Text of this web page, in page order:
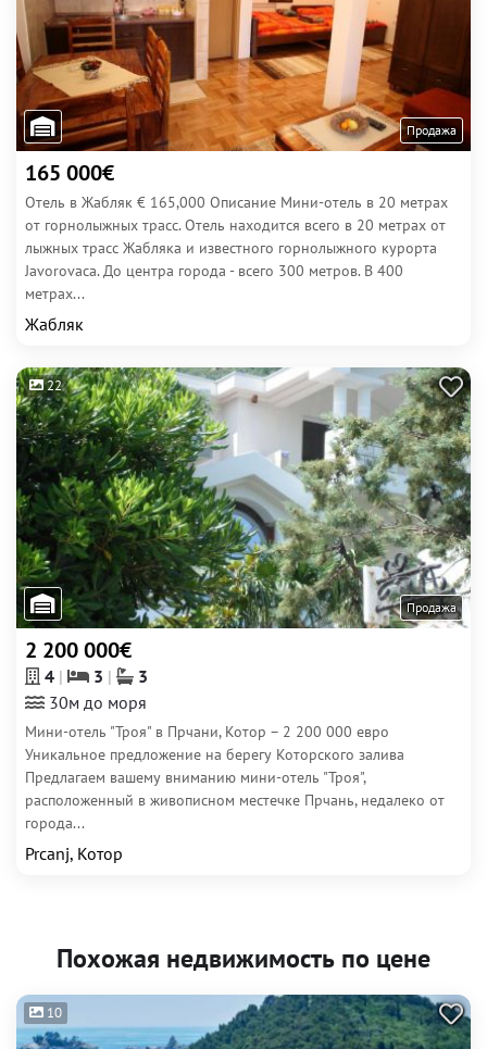
Продажа
165 000€
Отель в Жабляк € 165,000 Описание Мини-отель в 20 метрах
от горнолыжных трасс. Отель находится всего в 20 метрах от
лыжных трасс Жабляка и известного горнолыжного курорта
Javorovaca. До центра города - всего 300 метров. В 400
метрах...
Жабляк
22
Продажа
2 200 000€
4 3
3
30м до моря
Мини-отель "Троя" в Прчани, Котор – 2 200 000 евро
Уникальное предложение на берегу Которского залива
Предлагаем вашему вниманию мини-отель "Троя",
расположенный в живописном местечке Прчань, недалеко от
города...
Prcanj, Котор
Похожая недвижимость по цене
10